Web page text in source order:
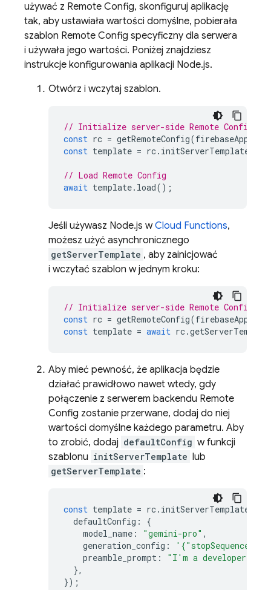
używać z Remote Config, skonfiguruj aplikację
tak, aby ustawiała wartości domyślne, pobierała
szablon Remote Config specyficzny dla serwera
i używała jego wartości. Poniżej znajdziesz
instrukcje konfigurowania aplikacji Node.js.
Otwórz i wczytaj szablon.
// Initialize server-side Remote Config
const rc = getRemoteConfig(firebaseApp
const template = rc. initServerTemplate
// Load Remote Config
await template. load();
Jeśli używasz Node.js wCloud Functions,
możesz użyć asynchronicznego
getServerTemplate , aby zainicjować
i wczytać szablon w jednym kroku:
// Initialize server-side Remote Config
const rc = getRemoteConfig(firebaseApp
const template = await rc.
Aby mieć pewność, że aplikacja będzie
działać prawidłowo nawet wtedy, gdy
połączenie z serwerem backendu Remote
Config zostanie przerwane, dodaj do niej
wartości domyślne każdego parametru. Aby
to zrobić, dodaj defaultConfig w funkcji
szablonu initServerTemplate lub
getServerTemplate :
const template = rc. initServerTemplate
defaultConfig :
{
model_name : "gemini-pro" ,
generation_config :
preamble_prompt :
"I'm a developer
},
});